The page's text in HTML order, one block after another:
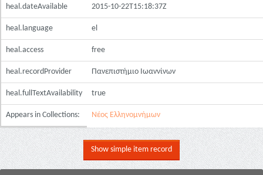
heal.dateAvailable 2015-10-22T15:18:37Z
heal.language el
heal.access free
heal.recordProvider Πανεπιστήμιο Ιωαννίνων
heal.fullTextAvailability true
Appears in Collections: Νέος Ελληνομνήμων
Show simple item record